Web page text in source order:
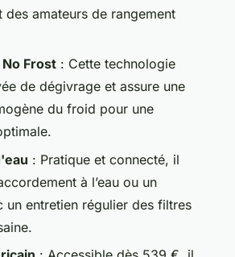
des amateurs de rangement
Frost : Cette technologie
de dégivrage et assure une
du froid pour une
: Pratique et connecté, il
à l’eau ou un
un entretien régulier des filtres